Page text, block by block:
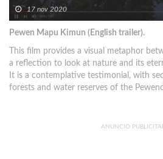
17 nov 2020
Pewen Mapu Kimun (English trailer).
This film provides a visual metaphor
a reflection to look at nature and its
It is a contemplative testimonial, with
forests and water reserves of the
ANUNCIO